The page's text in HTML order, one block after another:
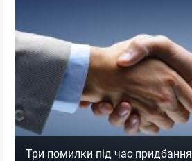
Три помилки під час